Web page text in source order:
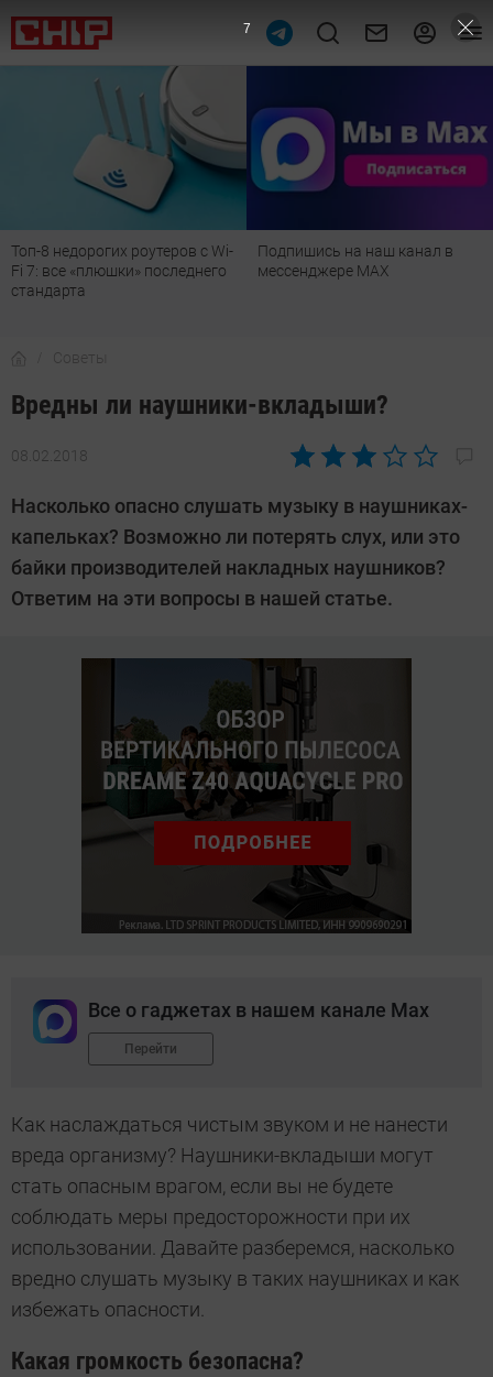
Подпишись на наш канал в
мессенджере МАХ
Рейтинг телевизоров 2026:
лучшие модели для гостиной,
Советы
Вредны ли наушники-вкладыши?
08.02.2018
Автор:
Дмитриева
Насколько опасно слушать музыку в наушниках-
капельках? Возможно ли потерять слух, или это
байки производителей накладных наушников?
Ответим на эти вопросы в нашей статье.
Все о гаджетах в нашем канале Max
Перейти
Как наслаждаться чистым звуком и не нанести
вреда организму? Наушники-вкладыши могут
стать опасным врагом, если вы не будете
соблюдать меры предосторожности при их
использовании. Давайте разберемся, насколько
вредно слушать музыку в таких наушниках и как
избежать опасности.
Какая громкость безопасна?
6